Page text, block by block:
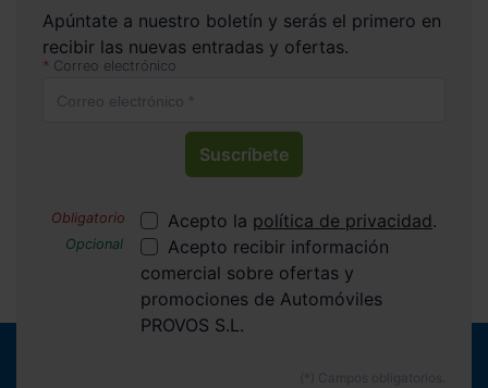
Apúntate a nuestro boletín y serás el primero en
recibir las nuevas entradas y ofertas.
Correo electrónico
Suscríbete
Acepto la política de privacidad.
Acepto recibir información
comercial sobre ofertas y
promociones de Automóviles
PROVOS S.L.